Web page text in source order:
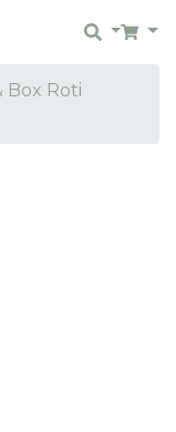
Search
Box Roti